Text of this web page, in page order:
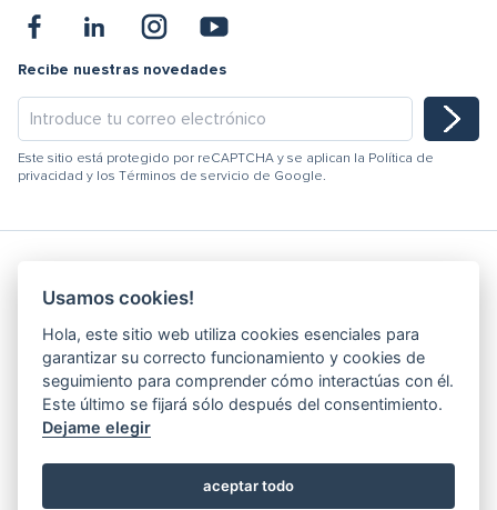
Recibe nuestras novedades
Este sitio está protegido por reCAPTCHA y se aplican la Política de
privacidad y los Términos de servicio de Google.
Hydracooling 2026 - Todos los derechos reservados
Código de conducta
Politica de Calidad
Canal de denuncia
Libro de Reclamaciones
Usamos cookies!
Hola, este sitio web utiliza cookies esenciales para
garantizar su correcto funcionamiento y cookies de
seguimiento para comprender cómo interactúas con él.
Este último se fijará sólo después del consentimiento.
Dejame elegir
aceptar todo